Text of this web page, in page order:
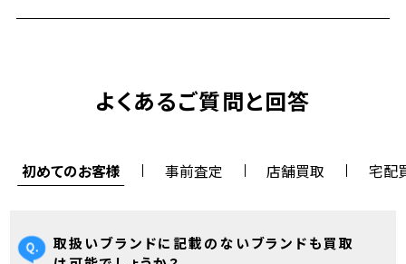
よくあるご質問と回答
初めてのお客様 事前査定 店舗買取 宅配
取扱いブランドに記載のないブランドも買取